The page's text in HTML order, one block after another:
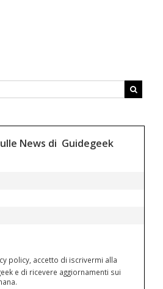
News di Guidegeek
policy, accetto di iscrivermi alla
e di ricevere aggiornamenti sui